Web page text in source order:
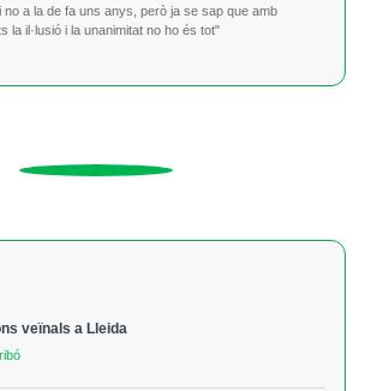
no a la de fa uns anys, però ja se sap que amb
la il·lusió i la unanimitat no ho és tot"
veïnals a Lleida